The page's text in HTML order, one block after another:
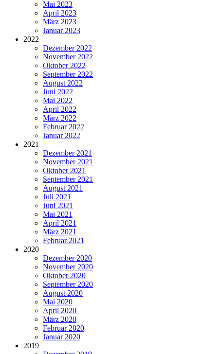
Mai 2023
April 2023
März 2023
Januar 2023
2022
Dezember 2022
November 2022
Oktober 2022
September 2022
August 2022
Juni 2022
Mai 2022
April 2022
März 2022
Februar 2022
Januar 2022
2021
Dezember 2021
November 2021
Oktober 2021
September 2021
August 2021
Juli 2021
Juni 2021
Mai 2021
April 2021
März 2021
Februar 2021
2020
Dezember 2020
November 2020
Oktober 2020
September 2020
August 2020
Mai 2020
April 2020
März 2020
Februar 2020
Januar 2020
2019